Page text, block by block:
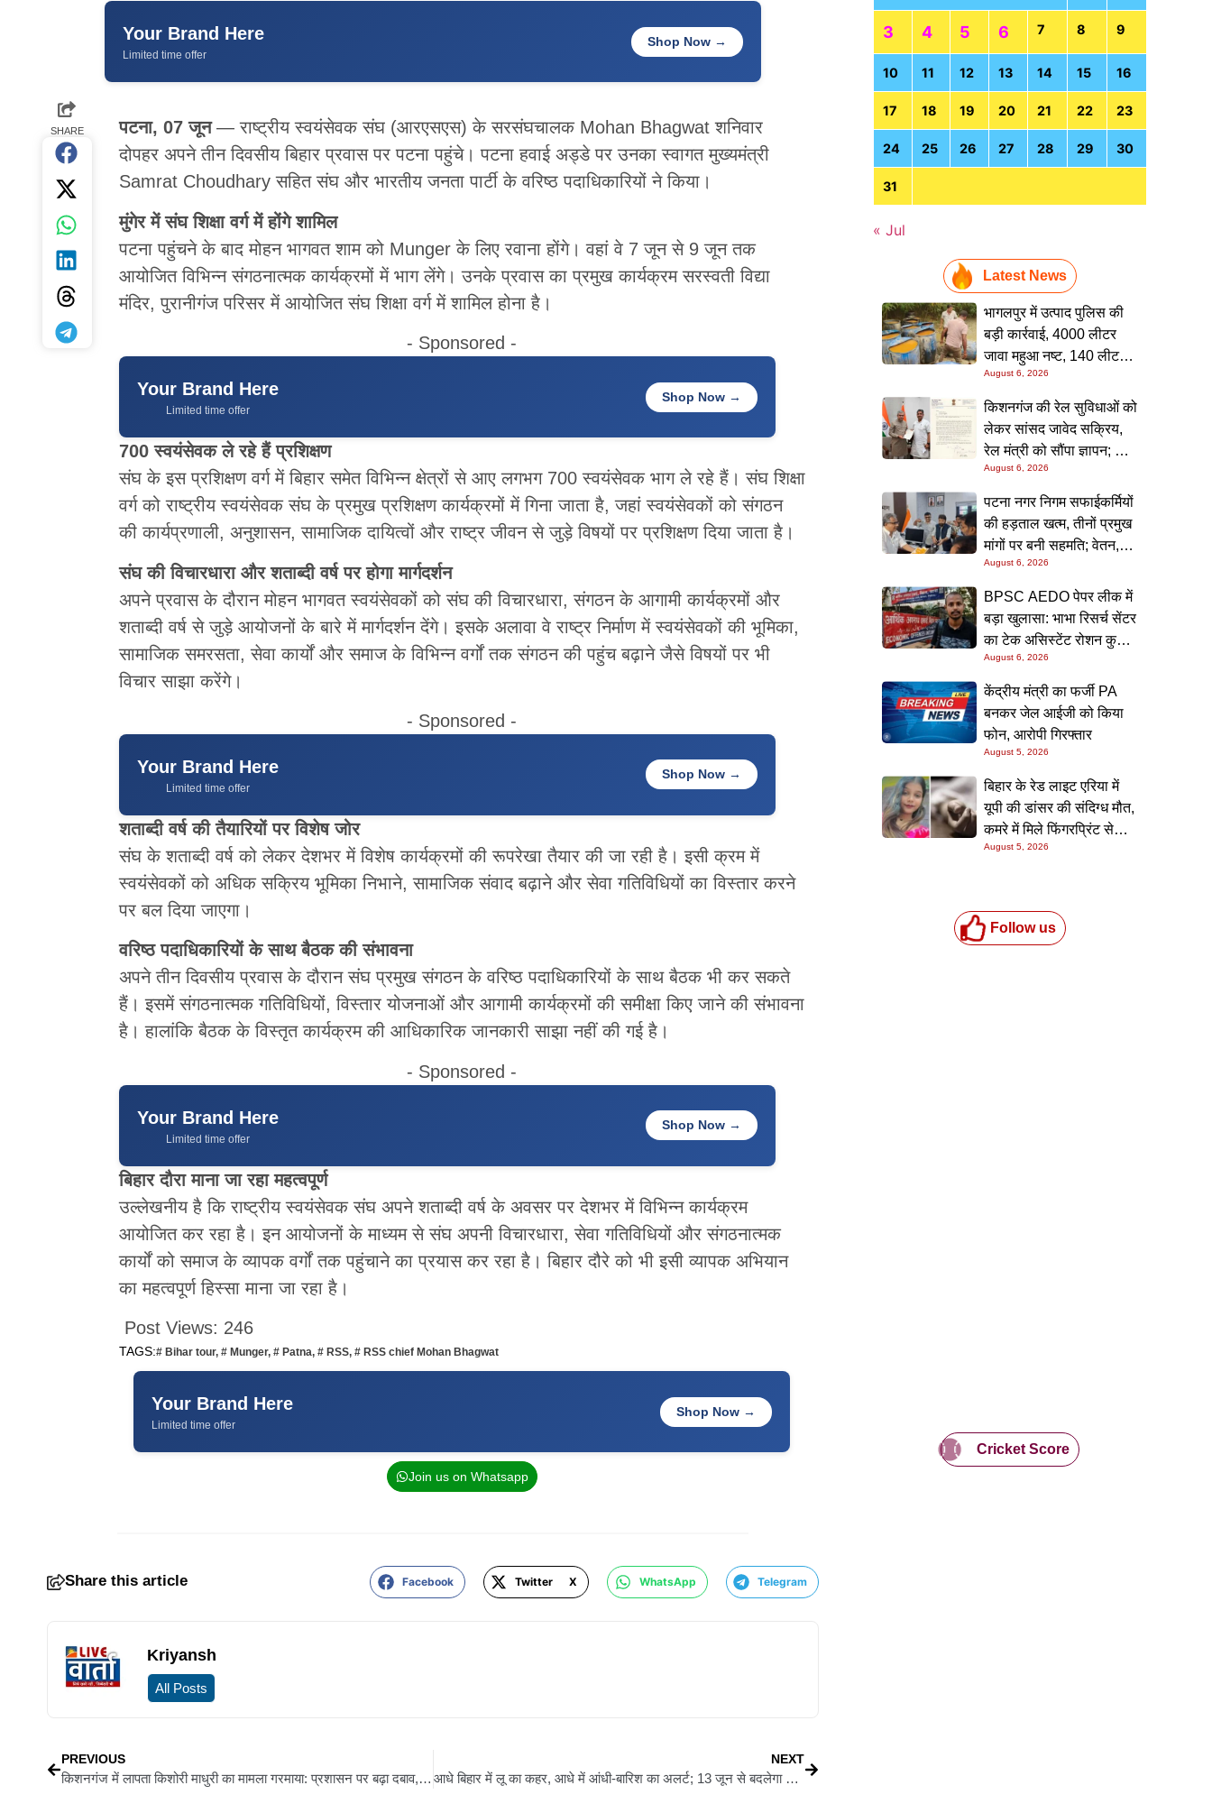
Your Brand Here
Limited time offer
Shop Now →
SHARE पटना, 07 जून— राष्ट्रीय स्वयंसेवक संघ (आरएसएस) के सरसंघचालक Mohan Bhagwat शनिवार
दोपहर अपने तीन दिवसीय बिहार प्रवास पर पटना पहुंचे। पटना हवाई अड्डे पर उनका स्वागत मुख्यमंत्री
Samrat Choudhary सहित संघ और भारतीय जनता पार्टी के वरिष्ठ पदाधिकारियों ने किया।
मुंगेर में संघ शिक्षा वर्ग में होंगे शामिल
पटना पहुंचने के बाद मोहन भागवत शाम को Munger के लिए रवाना होंगे। वहां वे 7 जून से 9 जून तक
आयोजित विभिन्न संगठनात्मक कार्यक्रमों में भाग लेंगे। उनके प्रवास का प्रमुख कार्यक्रम सरस्वती विद्या
मंदिर, पुरानीगंज परिसर में आयोजित संघ शिक्षा वर्ग में शामिल होना है।
- Sponsored -
Your Brand Here
Limited time offer
Shop Now →
700 स्वयंसेवक ले रहे हैं प्रशिक्षण
संघ के इस प्रशिक्षण वर्ग में बिहार समेत विभिन्न क्षेत्रों से आए लगभग 700 स्वयंसेवक भाग ले रहे हैं। संघ शिक्षा
वर्ग को राष्ट्रीय स्वयंसेवक संघ के प्रमुख प्रशिक्षण कार्यक्रमों में गिना जाता है, जहां स्वयंसेवकों को संगठन
की कार्यप्रणाली, अनुशासन, सामाजिक दायित्वों और राष्ट्र जीवन से जुड़े विषयों पर प्रशिक्षण दिया जाता है।
संघ की विचारधारा और शताब्दी वर्ष पर होगा मार्गदर्शन
अपने प्रवास के दौरान मोहन भागवत स्वयंसेवकों को संघ की विचारधारा, संगठन के आगामी कार्यक्रमों और
शताब्दी वर्ष से जुड़े आयोजनों के बारे में मार्गदर्शन देंगे। इसके अलावा वे राष्ट्र निर्माण में स्वयंसेवकों की भूमिका,
सामाजिक समरसता, सेवा कार्यों और समाज के विभिन्न वर्गों तक संगठन की पहुंच बढ़ाने जैसे विषयों पर भी
विचार साझा करेंगे।
- Sponsored -
Your Brand Here
Limited time offer
Shop Now →
शताब्दी वर्ष की तैयारियों पर विशेष जोर
संघ के शताब्दी वर्ष को लेकर देशभर में विशेष कार्यक्रमों की रूपरेखा तैयार की जा रही है। इसी क्रम में
स्वयंसेवकों को अधिक सक्रिय भूमिका निभाने, सामाजिक संवाद बढ़ाने और सेवा गतिविधियों का विस्तार करने
पर बल दिया जाएगा।
वरिष्ठ पदाधिकारियों के साथ बैठक की संभावना
अपने तीन दिवसीय प्रवास के दौरान संघ प्रमुख संगठन के वरिष्ठ पदाधिकारियों के साथ बैठक भी कर सकते
हैं। इसमें संगठनात्मक गतिविधियों, विस्तार योजनाओं और आगामी कार्यक्रमों की समीक्षा किए जाने की संभावना
है। हालांकि बैठक के विस्तृत कार्यक्रम की आधिकारिक जानकारी साझा नहीं की गई है।
- Sponsored -
Your Brand Here
Limited time offer
Shop Now →
बिहार दौरा माना जा रहा महत्वपूर्ण
उल्लेखनीय है कि राष्ट्रीय स्वयंसेवक संघ अपने शताब्दी वर्ष के अवसर पर देशभर में विभिन्न कार्यक्रम
आयोजित कर रहा है। इन आयोजनों के माध्यम से संघ अपनी विचारधारा, सेवा गतिविधियों और संगठनात्मक
कार्यों को समाज के व्यापक वर्गों तक पहुंचाने का प्रयास कर रहा है। बिहार दौरे को भी इसी व्यापक अभियान
का महत्वपूर्ण हिस्सा माना जा रहा है।
Post Views: 246
TAGS:# Bihar tour, # Munger, # Patna, # RSS, # RSS chief Mohan Bhagwat
Your Brand Here
Limited time offer
Shop Now →
Join us on Whatsapp
Share this article Facebook Twitter X WhatsApp Telegram
Kriyansh
All Posts
PREVIOUS
किशनगंज में लापता किशोरी माधुरी का मामला गरमाया: प्रशासन पर बढ़ा दबाव, एसआईटी गठित
NEXT
आधे बिहार में लू का कहर, आधे में आंधी-बारिश का अलर्ट; 13 जून से बदलेगा मौसम
3 4 5 6 7 8 9
10 11 12 13 14 15 16
17 18 19 20 21 22 23
24 25 26 27 28 29 30
31
« Jul
Latest News
भागलपुर में उत्पाद पुलिस की
बड़ी कार्रवाई, 4000 लीटर
जावा महुआ नष्ट, 140 लीटर
चुलाई शराब बरामद; आरोपी
फरार
August 6, 2026
किशनगंज की रेल सुविधाओं को
लेकर सांसद जावेद सक्रिय,
रेल मंत्री को सौंपा ज्ञापन; दो
आरओबी समेत कई मांगें उठाईं
August 6, 2026
पटना नगर निगम सफाईकर्मियों
की हड़ताल खत्म, तीनों प्रमुख
मांगों पर बनी सहमति; वेतन,
छुट्टी और बोनस पर मिला
आश्वासन
August 6, 2026
BPSC AEDO पेपर लीक में
बड़ा खुलासा: भाभा रिसर्च सेंटर
का टेक असिस्टेंट रोशन कुमार
गिरफ्त में, पटना लाकर होगी
पूछताछ
August 6, 2026
केंद्रीय मंत्री का फर्जी PA
बनकर जेल आईजी को किया
फोन, आरोपी गिरफ्तार
August 5, 2026
बिहार के रेड लाइट एरिया में
यूपी की डांसर की संदिग्ध मौत,
कमरे में मिले फिंगरप्रिंट से
हत्यारे तक पहुंचने की कोशिश
August 5, 2026
Follow us
Cricket Score